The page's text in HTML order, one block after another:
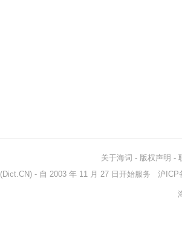
关于海词 - 版权声明 -
(Dict.CN) - 自 2003 年 11 月 27 日开始服务 沪ICP